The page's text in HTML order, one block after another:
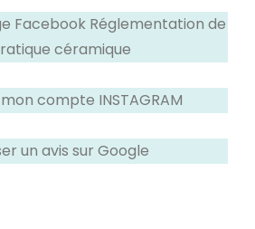
Facebook Réglementation de
céramique
compte INSTAGRAM
un avis sur Google